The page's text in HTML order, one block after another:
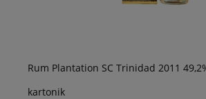
Rum Plantation SC Trinidad 2011
kartonik